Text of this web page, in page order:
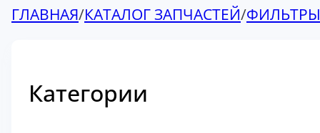
ГЛАВНАЯ/КАТАЛОГ ЗАПЧАСТЕЙ/ФИЛЬТРЫ
Категории